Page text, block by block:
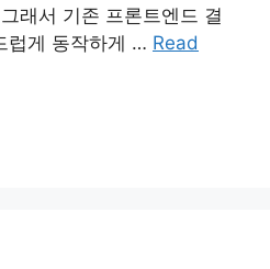
래서 기존 프론트엔드 결
럽게 동작하게 … Read